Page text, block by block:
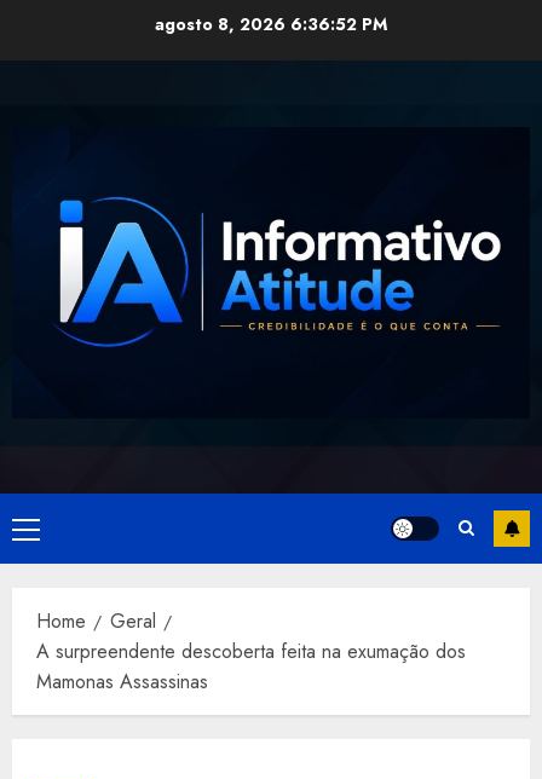
agosto 8, 2026 6:36:53 PM
Primary
Menu
Home
Geral
A surpreendente descoberta feita na exumação dos
Mamonas Assassinas